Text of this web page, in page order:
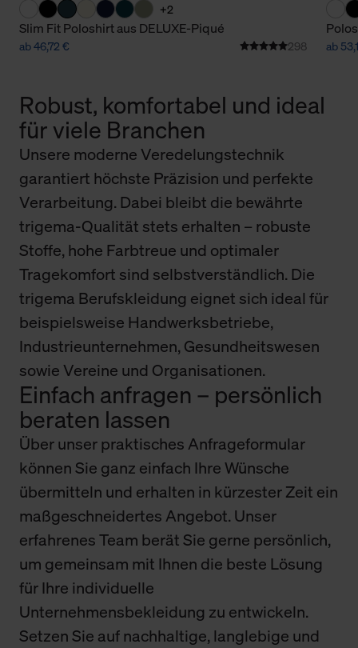
+2
Slim Fit Poloshirt aus DELUXE-Piqué
ab 46,72 € 298 ab
Robust, komfortabel und ideal
für viele Branchen
Unsere moderne Veredelungstechnik
garantiert höchste Präzision und perfekte
Verarbeitung. Dabei bleibt die bewährte
trigema-Qualität stets erhalten – robuste
Stoffe, hohe Farbtreue und optimaler
Tragekomfort sind selbstverständlich. Die
trigema Berufskleidung eignet sich ideal für
beispielsweise Handwerksbetriebe,
Industrieunternehmen, Gesundheitswesen
sowie Vereine und Organisationen.
Einfach anfragen – persönlich
beraten lassen
Über unser praktisches Anfrageformular
können Sie ganz einfach Ihre Wünsche
übermitteln und erhalten in kürzester Zeit ein
maßgeschneidertes Angebot. Unser
erfahrenes Team berät Sie gerne persönlich,
um gemeinsam mit Ihnen die beste Lösung
für Ihre individuelle
Unternehmensbekleidung zu entwickeln.
Setzen Sie auf nachhaltige, langlebige und